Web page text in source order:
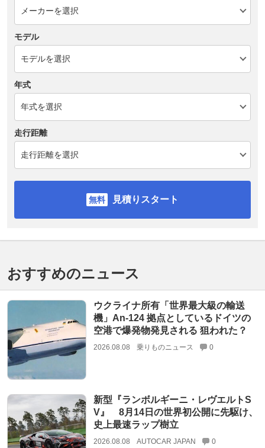
モデル
年式
走行距離
見積りスタート
おすすめのニュース
ウクライナ所有「世界最大級の輸送
機」An-124 拠点としているドイツの
空港で爆発物発見される 狙われた？
2026.08.08 乗りものニュース 0
新型『ランボルギーニ・レヴエルトS
V』 8月14日の世界初公開に先駆け、
史上最速ラップ樹立
2026.08.08 AUTOCAR JAPAN 0